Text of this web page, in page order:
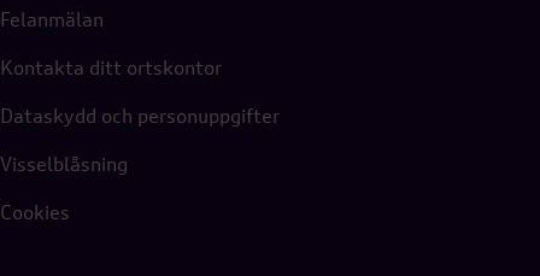
Felanmälan
Kontakta ditt ortskontor
Dataskydd och personuppgifter
Visselblåsning
Cookies